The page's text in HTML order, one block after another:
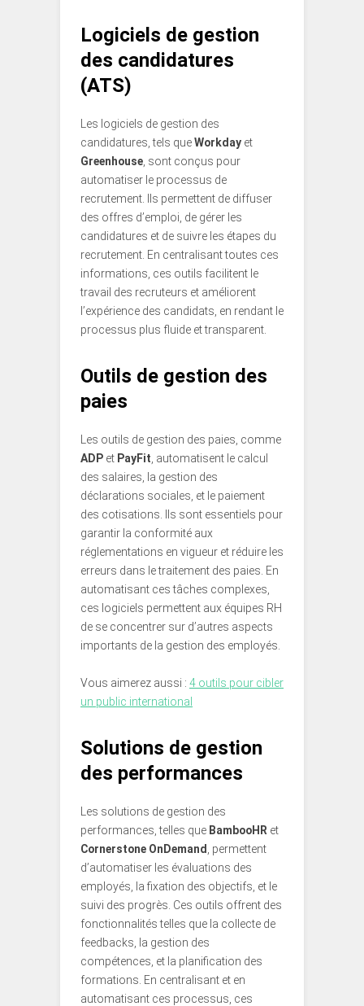
Logiciels de gestion
des candidatures
(ATS)
Les logiciels de gestion des
candidatures, tels queWorkday et
Greenhouse , sont conçus pour
automatiser le processus de
recrutement. Ils permettent de diffuser
des offres d’emploi, de gérer les
candidatures et de suivre les étapes du
recrutement. En centralisant toutes ces
informations, ces outils facilitent le
travail des recruteurs et améliorent
l’expérience des candidats, en rendant le
processus plus fluide et transparent.
Outils de gestion des
paies
Les outils de gestion des paies, comme
ADP et PayFit , automatisent le calcul
des salaires, la gestion des
déclarations sociales, et le paiement
des cotisations. Ils sont essentiels pour
garantir la conformité aux
réglementations en vigueur et réduire les
erreurs dans le traitement des paies. En
automatisant ces tâches complexes,
ces logiciels permettent aux équipes RH
de se concentrer sur d’autres aspects
importants de la gestion des employés.
Vous aimerez aussi : 4 outils pour cibler
un public international
Solutions de gestion
des performances
Les solutions de gestion des
performances, telles que BambooHR et
Cornerstone OnDemand
, permettent
d’automatiser les évaluations des
employés, la fixation des objectifs, et le
suivi des progrès. Ces outils offrent des
fonctionnalités telles que la collecte de
feedbacks, la gestion des
compétences, et la planification des
formations. En centralisant et en
automatisant ces processus, ces